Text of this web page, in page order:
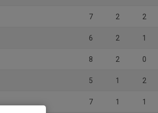
7 2 2
6 2 1
8 2 0
5 1 2
7 1 1